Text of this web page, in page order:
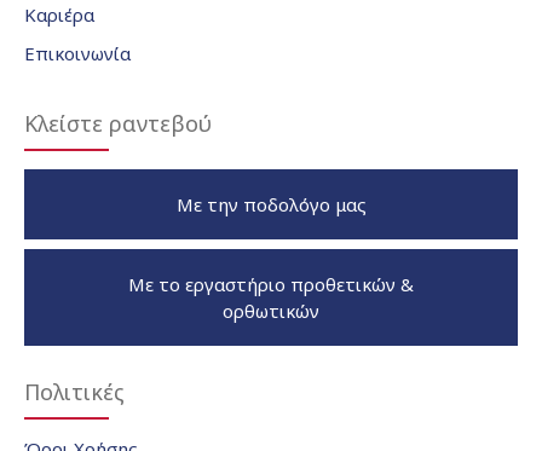
Καριέρα
Επικοινωνία
Κλείστε ραντεβού
Με την ποδολόγο μας
Με το εργαστήριο προθετικών &
ορθωτικών
Πολιτικές